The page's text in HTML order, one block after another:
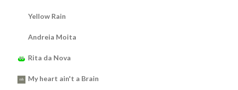
Yellow Rain
Andreia Moita
Rita da Nova
My heart ain't a Brain